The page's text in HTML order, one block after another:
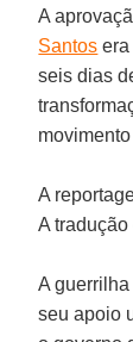
A
Santos
seis dias
A
A tradução
A
seu apoio